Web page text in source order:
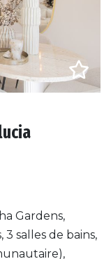
Gardens,
salles de bains,